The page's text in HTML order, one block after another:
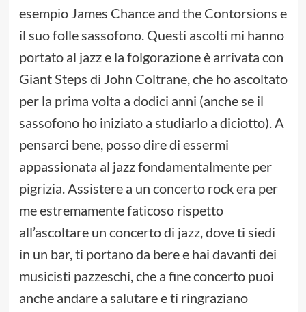
esempio James Chance and the Contorsions e
il suo folle sassofono. Questi ascolti mi hanno
portato al jazz e la folgorazione è arrivata con
Giant Steps di John Coltrane, che ho ascoltato
per la prima volta a dodici anni (anche se il
sassofono ho iniziato a studiarlo a diciotto). A
pensarci bene, posso dire di essermi
appassionata al jazz fondamentalmente per
pigrizia. Assistere a un concerto rock era per
me estremamente faticoso rispetto
all’ascoltare un concerto di jazz, dove ti siedi
in un bar, ti portano da bere e hai davanti dei
musicisti pazzeschi, che a fine concerto puoi
anche andare a salutare e ti ringraziano